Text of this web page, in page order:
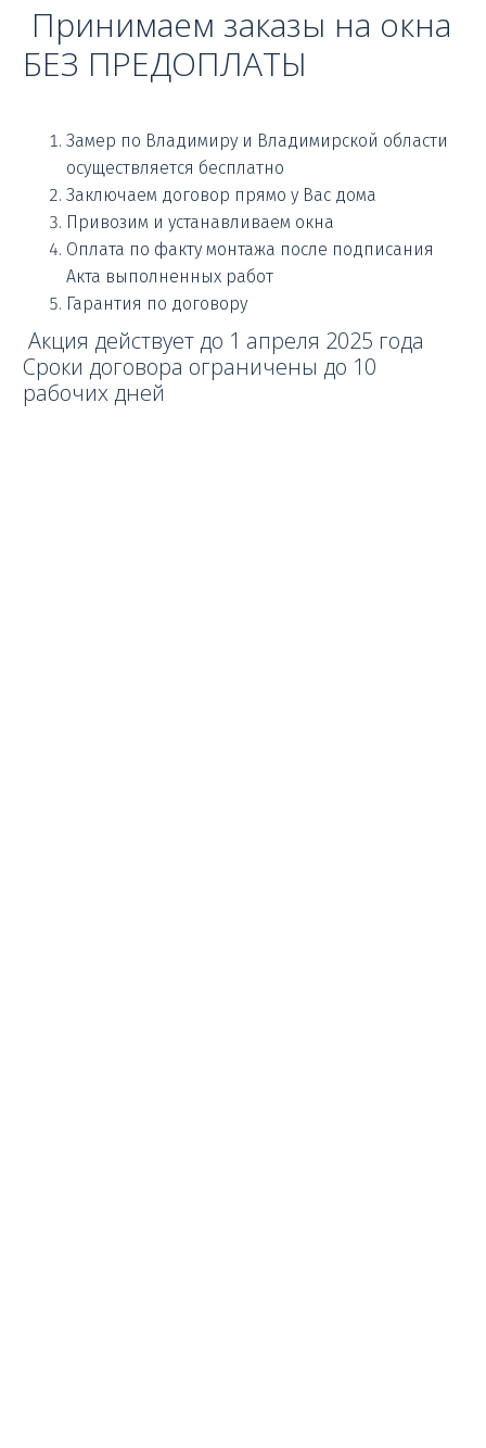
Принимаем заказы на окна
БЕЗ ПРЕДОПЛАТЫ
Замер по Владимиру и Владимирской области
осуществляется бесплатно
Заключаем договор прямо у Вас дома
Привозим и устанавливаем окна
Оплата по факту монтажа после подписания
Акта выполненных работ
Гарантия по договору
Акция действует до 1 апреля 2025 года
Сроки договора ограничены до 10
рабочих дней